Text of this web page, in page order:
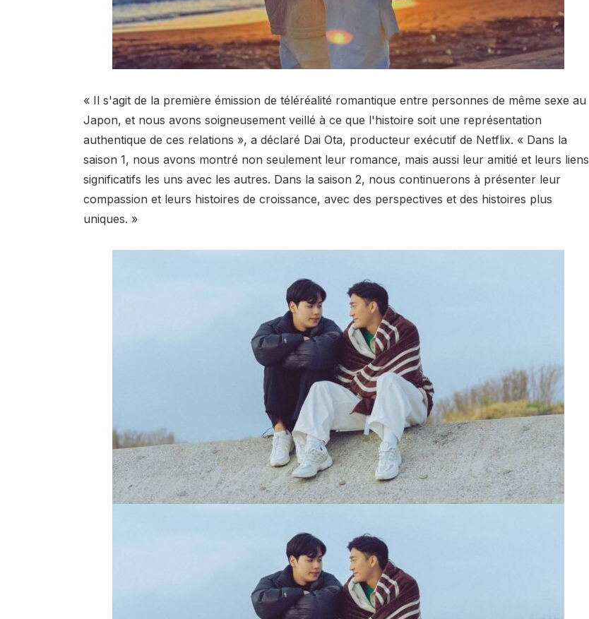
« Il s'agit de la première émission de téléréalité romantique entre personnes de même sexe au
Japon, et nous avons soigneusement veillé à ce que l'histoire soit une représentation
authentique de ces relations », a déclaré Dai Ota, producteur exécutif de Netflix. « Dans la
saison 1, nous avons montré non seulement leur romance, mais aussi leur amitié et leurs liens
significatifs les uns avec les autres. Dans la saison 2, nous continuerons à présenter leur
compassion et leurs histoires de croissance, avec des perspectives et des histoires plus
uniques. »